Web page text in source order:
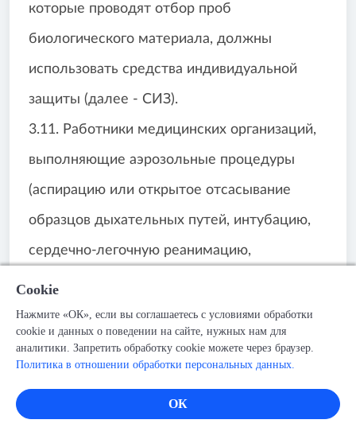
которые проводят отбор проб
биологического материала, должны
использовать средства индивидуальной
защиты (далее - СИЗ).
3.11. Работники медицинских организаций,
выполняющие аэрозольные процедуры
(аспирацию или открытое отсасывание
образцов дыхательных путей, интубацию,
сердечно-легочную реанимацию,
бронхоскопию), используют:
- фильтрующие полумаски (одноразовый
респиратор), обеспечивающие фильтрацию
99% твёрдых и жидких частиц или более
высокий уровень защиты (пневмошлем);
Cookie
Нажмите «ОК», если вы соглашаетесь с условиями обработки
cookie и данных о поведении на сайте, нужных нам для
аналитики. Запретить обработку cookie можете через браузер.
Политика в отношении обработки персональных данных.
ОК